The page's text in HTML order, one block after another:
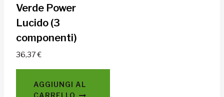
Verde Power
Lucido (3
componenti)
36,37€
AGGIUNGI AL